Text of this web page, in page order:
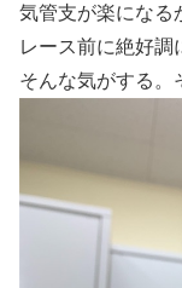
気管支が楽になる
レース前に絶好調
そんな気がする。